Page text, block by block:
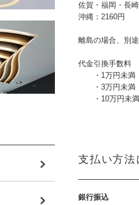
佐賀・福岡・長
沖縄：2160円
離島の場合、別
代金引換手数料
・1万円未満
・3万円未満
・10万円未
支払い方法
銀行振込